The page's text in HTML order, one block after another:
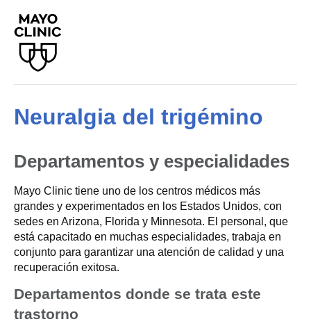
Neuralgia del trigémino
Departamentos y especialidades
Mayo Clinic tiene uno de los centros médicos más
grandes y experimentados en los Estados Unidos, con
sedes en Arizona, Florida y Minnesota. El personal, que
está capacitado en muchas especialidades, trabaja en
conjunto para garantizar una atención de calidad y una
recuperación exitosa.
Departamentos donde se trata este
trastorno